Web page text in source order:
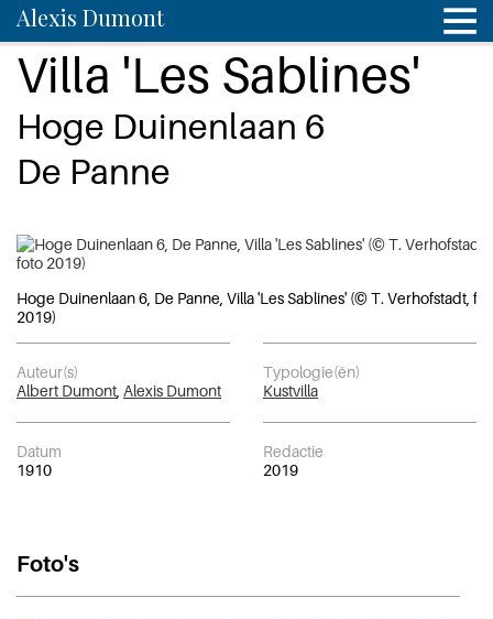
Alexis Dumont
Villa 'Les Sablines'
Hoge Duinenlaan 6
De Panne
Hoge Duinenlaan 6, De Panne, Villa 'Les Sablines' (© T. Verhofstadt,
2019)
Auteur(s)
Albert Dumont Alexis Dumont
Typologie(ën)
Kustvilla
Datum
1910
Redactie
2019
Foto's